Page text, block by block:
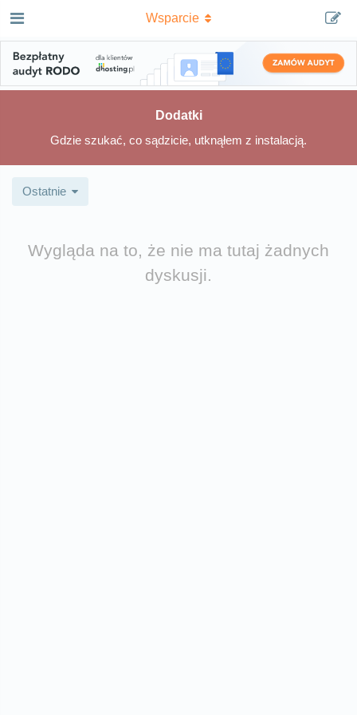
Dodatki
Gdzie szukać, co sądzicie, utknąłem z instalacją.
Wsparcie
Ostatnie
Wygląda na to, że nie ma tutaj żadnych
dyskusji.